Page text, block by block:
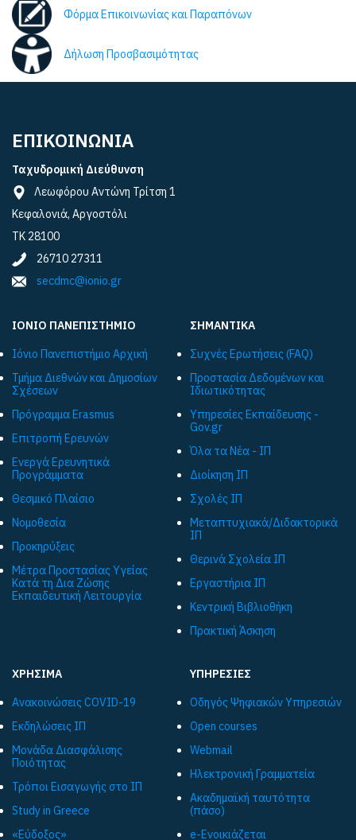
Φόρμα Επικοινωνίας και Παραπόνων
Δήλωση Προσβασιμότητας
ΕΠΙΚΟΙΝΩΝΙΑ
Ταχυδρομική Διεύθυνση
Λεωφόρου Αντώνη Τρίτση 1
Κεφαλονιά, Αργοστόλι
ΤΚ 28100
26710 27311
secdmc@ionio.gr
ΙΟΝΙΟ ΠΑΝΕΠΙΣΤΗΜΙΟ
Ιόνιο Πανεπιστήμιο Αρχική
Τμήμα Διεθνών και Δημοσίων
Σχέσεων
Πρόγραμμα Εrasmus
Επιτροπή Ερευνών
Ενεργά Ερευνητικά
Προγράμματα
Θεσμικό Πλαίσιο
Νομοθεσία
Προκηρύξεις
Μέτρα Προστασίας Υγείας
Κατά τη Δια Ζώσης
Εκπαιδευτική Λειτουργία
ΣΗΜΑΝΤΙΚΑ
Συχνές Ερωτήσεις (FAQ)
Προστασία Δεδομένων και
Ιδιωτικότητας
Υπηρεσίες Εκπαίδευσης -
Gov.gr
Όλα τα Νέα - ΙΠ
Διοίκηση ΙΠ
Σχολές ΙΠ
Μεταπτυχιακά/Διδακτορικά
ΙΠ
Θερινά Σχολεία ΙΠ
Εργαστήρια ΙΠ
Κεντρική Βιβλιοθήκη
Πρακτική Άσκηση
ΧΡΗΣΙΜΑ
Ανακοινώσεις COVID-19
Εκδηλώσεις ΙΠ
Μονάδα Διασφάλισης
Ποιότητας
Τρόποι Εισαγωγής στο ΙΠ
Study in Greece
«Εύδοξος»
ΥΠΗΡΕΣΙΕΣ
Οδηγός Ψηφιακών Υπηρεσιών
Open courses
Webmail
Ηλεκτρονική Γραμματεία
Ακαδημαϊκή ταυτότητα
(πάσο)
e-Ενοικιάζεται